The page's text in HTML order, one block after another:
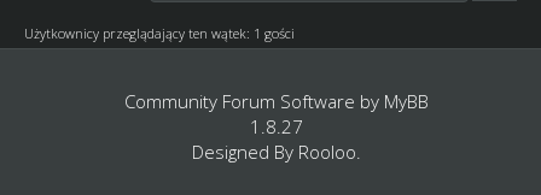
Użytkownicy przeglądający ten wątek: 1 gości
Community Forum Software by MyBB
1.8.27
Designed By Rooloo